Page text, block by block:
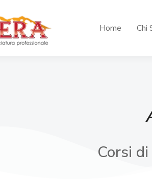
Home Chi
Corsi